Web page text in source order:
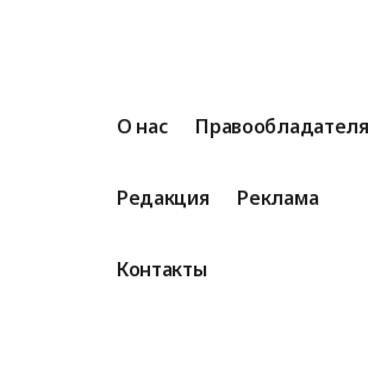
О нас
Редакция Реклама
Контакты